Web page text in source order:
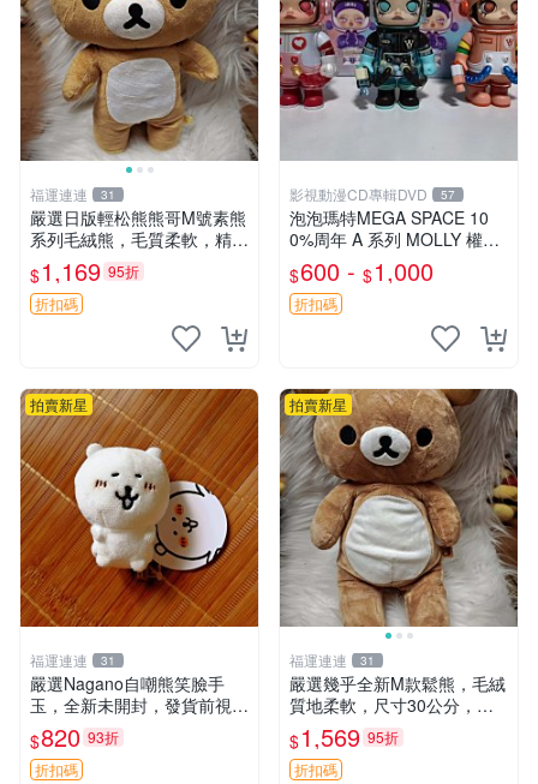
福運連連 31
嚴選日版輕松熊熊哥M號素熊
系列毛絨熊，毛質柔軟，精緻
可愛，尺寸35cm，保存狀態
優異。收藏或贈送皆為佳選。
中古 毛絨熊 毛玩偶
$1,169 95折
折扣碼
影視動漫CD專輯DVD 57
泡泡瑪特MEGA SPACE 10
0%周年 A 系列 MOLLY 權威
隱藏款 嚴選薄荷巧克力色 80
年代風味 權威推薦 合適收藏
$600 - $1,000
折扣碼
拍賣新星
福運連連 31
嚴選Nagano自嘲熊笑臉手
玉，全新未開封，發貨前視頻
確認，海南 廣西 貴州 嚴選N
agano自嘲熊笑臉手玉，全新
未開封，發貨前視頻確認，四
$820 93折
折扣碼
拍賣新星
福運連連 31
嚴選幾乎全新M款鬆熊，毛絨
質地柔軟，尺寸30公分，做
工精緻可愛，適合收藏或贈送
親友。中古使用痕跡，手感依
然優良。 鬆熊 嬰熊 毛玩偶
$1,569 95折
折扣碼